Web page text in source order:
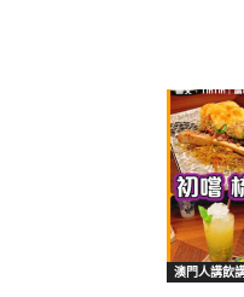
澳門人講飲